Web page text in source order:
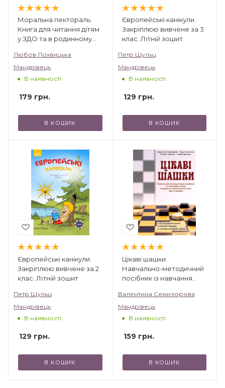
Моральна пектораль.
Книга для читання дітям
у ЗДО та в родинному
Любов Лохвицька
Мандрівець
В наявності
179 грн.
В КОШИК
Європейські канікули.
Закріплюю вивчене за 3
клас. Літній зошит
Петр Шульц
Мандрівець
В наявності
129 грн.
В КОШИК
Європейські канікули.
Закріплюю вивчене за 2
клас. Літній зошит
Петр Шульц
Мандрівець
В наявності
129 грн.
В КОШИК
Цікаві шашки.
Навчально-методичний
посібник із навчання
дошкільного віку гри в
шашки
Валентина Семизорова
Мандрівець
В наявності
159 грн.
В КОШИК